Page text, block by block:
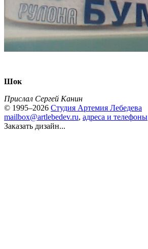
Шок
Прислал Сергей Канин
© 1995–2026 Студия Артемия Лебедева
mailbox@artlebedev.ru, адреса и телефоны
Заказать дизайн...